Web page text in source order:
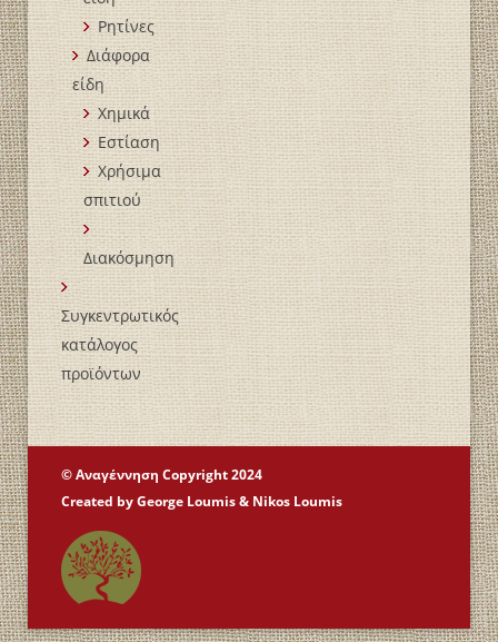
Ρητίνες
Διάφορα
είδη
Χημικά
Εστίαση
Χρήσιμα
σπιτιού
Διακόσμηση
Συγκεντρωτικός
κατάλογος
προϊόντων
© Αναγέννηση Copyright 2024
Created by George Loumis & Nikοs Loumis